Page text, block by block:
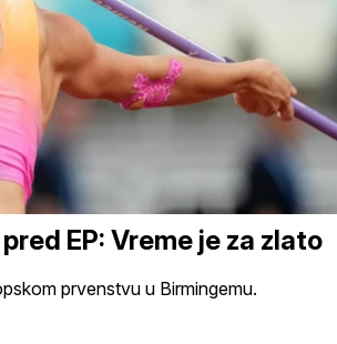
EP: Vreme je za zlato
prvenstvu u Birmingemu.